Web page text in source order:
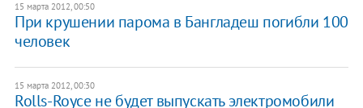
15 марта 2012, 00:50
При крушении парома в Бангладеш погибли 100
человек
15 марта 2012, 00:30
Rolls-Royce не будет выпускать электромобили